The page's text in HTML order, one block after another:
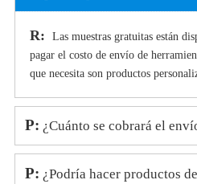
R:
Las muestras gratuitas están
pagar el costo de envío de
que necesita son productos
P: ¿Cuánto se cobrará el
P: ¿Podría hacer productos